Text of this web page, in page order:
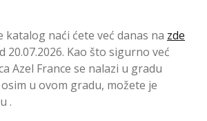
katalog naći ćete već danas na zde
20.07.2026. Kao što sigurno već
Azel France se nalazi u gradu
u ovom gradu, možete je
.